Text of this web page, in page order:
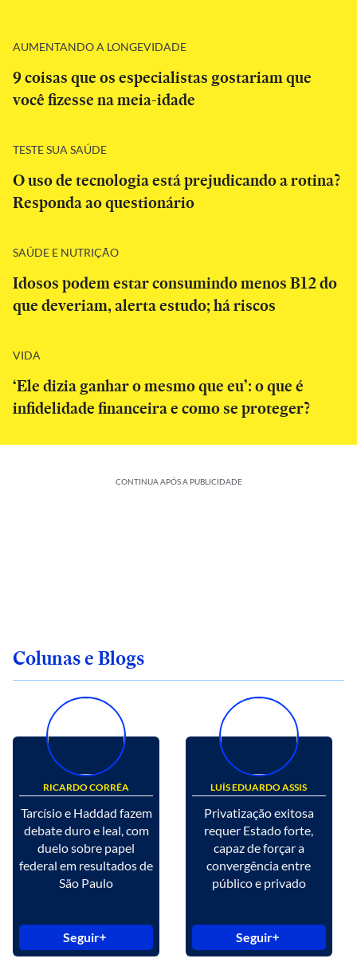
AUMENTANDO A LONGEVIDADE
9 coisas que os especialistas gostariam que
você fizesse na meia-idade
TESTE SUA SAÚDE
O uso de tecnologia está prejudicando a rotina?
Responda ao questionário
SAÚDE E NUTRIÇÃO
Idosos podem estar consumindo menos B12 do
que deveriam, alerta estudo; há riscos
VIDA
‘Ele dizia ganhar o mesmo que eu’: o que é
infidelidade financeira e como se proteger?
CONTINUA APÓS A PUBLICIDADE
Colunas e Blogs
RICARDO CORRÊA
Tarcísio e Haddad fazem
debate duro e leal, com
duelo sobre papel
federal em resultados de
São Paulo
Seguir
LUÍS EDUARDO ASSIS
Privatização exitosa
requer Estado forte,
capaz de forçar a
convergência entre
público e privado
Seguir